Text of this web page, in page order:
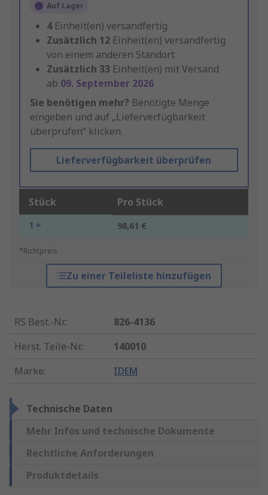
Auf Lager
4 Einheit(en) versandfertig
Zusätzlich 12 Einheit(en) versandfertig
von einem anderen Standort
Zusätzlich 33 Einheit(en) mit Versand
ab 09. September 2026
Sie benötigen mehr? Benötigte Menge
eingeben und auf „Lieferverfügbarkeit
überprüfen“ klicken.
Lieferverfügbarkeit überprüfen
Stück Pro Stück
1 + 98,61 €
*Richtpreis
Zu einer Teileliste hinzufügen
RS Best.-Nr.:
826-4136
Herst. Teile-Nr.:
140010
Marke: IDEM
Technische Daten
Mehr Infos und technische Dokumente
Rechtliche Anforderungen
Produktdetails